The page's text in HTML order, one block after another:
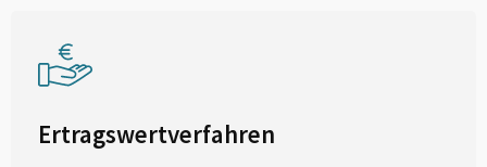
Ertragswertverfahren